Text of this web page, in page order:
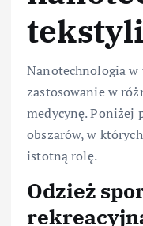
Nanotechnologia
zastosowanie w
medycynę. Poniżej
obszarów, w
istotną rolę.
Odzież